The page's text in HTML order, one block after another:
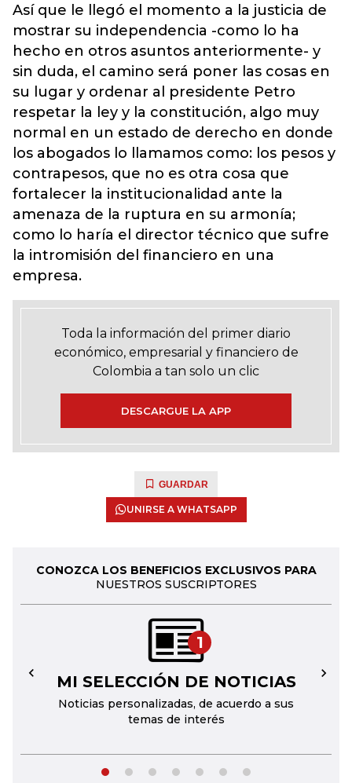
Así que le llegó el momento a la justicia de
mostrar su independencia -como lo ha
hecho en otros asuntos anteriormente- y
sin duda, el camino será poner las cosas en
su lugar y ordenar al presidente Petro
respetar la ley y la constitución, algo muy
normal en un estado de derecho en donde
los abogados lo llamamos como: los pesos y
contrapesos, que no es otra cosa que
fortalecer la institucionalidad ante la
amenaza de la ruptura en su armonía;
como lo haría el director técnico que sufre
la intromisión del financiero en una
empresa.
Toda la información del primer diario
económico, empresarial y financiero de
Colombia a tan solo un clic
DESCARGUE LA APP
GUARDAR
UNIRSE A WHATSAPP
CONOZCA LOS BENEFICIOS EXCLUSIVOS PARA
NUESTROS SUSCRIPTORES
1
MI SELECCIÓN DE NOTICIAS
Noticias personalizadas, de acuerdo a sus
temas de interés
← →